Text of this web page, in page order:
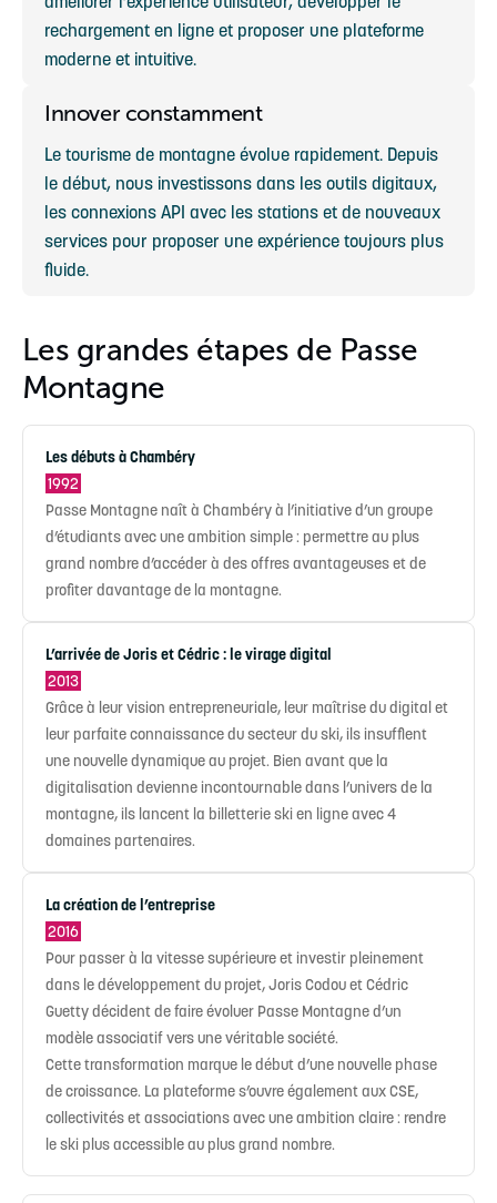
rechargement en ligne et proposer une plateforme
moderne et intuitive.
Innover constamment
Le tourisme de montagne évolue rapidement. Depuis
le début, nous investissons dans les outils digitaux,
les connexions API avec les stations et de nouveaux
services pour proposer une expérience toujours plus
fluide.
Les grandes étapes de Passe
Montagne
Les débuts à Chambéry
1992
Passe Montagne naît à Chambéry à l’initiative d’un groupe
d’étudiants avec une ambition simple : permettre au plus
grand nombre d’accéder à des offres avantageuses et de
profiter davantage de la montagne.
L’arrivée de Joris et Cédric : le virage digital
2013
Grâce à leur vision entrepreneuriale, leur maîtrise du digital et
leur parfaite connaissance du secteur du ski, ils insufflent
une nouvelle dynamique au projet. Bien avant que la
digitalisation devienne incontournable dans l’univers de la
montagne, ils lancent la billetterie ski en ligne avec 4
domaines partenaires.
La création de l’entreprise
2016
Pour passer à la vitesse supérieure et investir pleinement
dans le développement du projet, Joris Codou et Cédric
Guetty décident de faire évoluer Passe Montagne d’un
modèle associatif vers une véritable société.
Cette transformation marque le début d’une nouvelle phase
de croissance. La plateforme s’ouvre également aux CSE,
collectivités et associations avec une ambition claire : rendre
le ski plus accessible au plus grand nombre.